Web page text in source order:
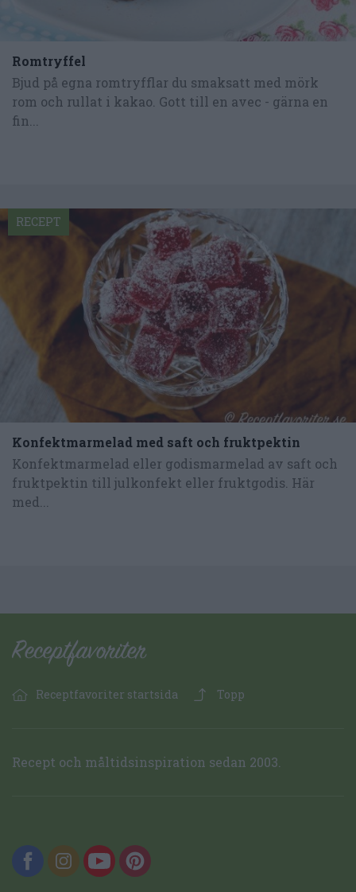
Romtryffel
Bjud på egna romtryfflar du smaksatt med mörk
rom och rullat i kakao. Gott till en avec - gärna en
fin...
Konfektmarmelad med saft och fruktpektin
Konfektmarmelad eller godismarmelad av saft och
fruktpektin till julkonfekt eller fruktgodis. Här
med...
RECEPT
Receptfavoriter startsida Topp
Recept och måltidsinspiration sedan 2003.